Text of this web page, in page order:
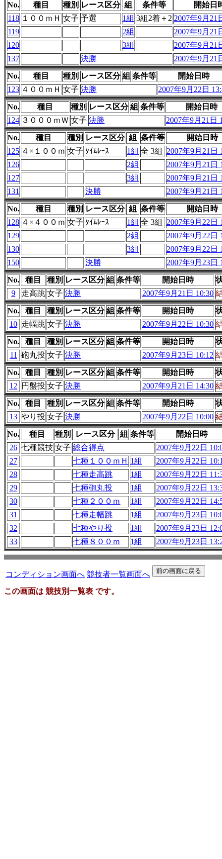
No. 種目 種別 レース区分 組 条件等
開始日
118 １００ｍＨ 女子 予選 1組 3組2着＋2 2007年9月21
119
2組
2007年9月21
120
3組
2007年9月21
137
決勝 2007年9月21
No. 種目 種別 レース区分 組 条件等
開始日時
123 ４００ｍＨ 女子 決勝 2007年9月22日
No. 種目 種別 レース区分 組 条件等
開始日時
124 ３０００ｍＷ 女子 決勝 2007年9月21日
No. 種目 種別 レース区分 組 条件等
開始日時
125 ４×１００ｍ 女子 ﾀｲﾑﾚｰｽ 1組 全 3組
2007年9月21日
126
2組
2007年9月21日
127
3組
2007年9月21日
131
決勝 2007年9月21日
No. 種目 種別 レース区分 組 条件等
開始日時
128 ４×４００ｍ 女子 ﾀｲﾑﾚｰｽ 1組 全 3組
2007年9月22日
129
2組
2007年9月22日
130
3組
2007年9月22日
150
決勝 2007年9月23日
No. 種目 種別 レース区分 組 条件等 開始日時
9
走高跳 女子 決勝 2007年9月21日 10:30
No. 種目 種別 レース区分 組 条件等 開始日時
10 走幅跳 女子 決勝 2007年9月22日 10:30
No. 種目 種別 レース区分 組 条件等 開始日時
11
砲丸投 女子 決勝 2007年9月23日 10:12
No. 種目 種別 レース区分 組 条件等 開始日時
12
円盤投 女子 決勝 2007年9月21日 14:30
No. 種目 種別 レース区分 組 条件等 開始日時
13 やり投 女子 決勝 2007年9月22日 10:00
No. 種目 種別 レース区分 組 条件等
開始日時
26 七種競技 女子 総合得点
2007年9月22日
27
七種１００ｍＨ 1組
2007年9月22日
28
七種走高跳 1組
2007年9月22日
29
七種砲丸投 1組
2007年9月22日
30
七種２００ｍ 1組
2007年9月22日
31
七種走幅跳 1組
2007年9月23日
32
七種やり投 1組
2007年9月23日
33
七種８００ｍ 1組 2007年9月23日
コンディション画面へ 競技者一覧画面へ
この画面は 競技別一覧表 です。